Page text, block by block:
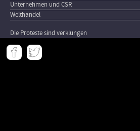
Unternehmen und CSR
Welthandel
Die Proteste sind verklungen
Meta
-